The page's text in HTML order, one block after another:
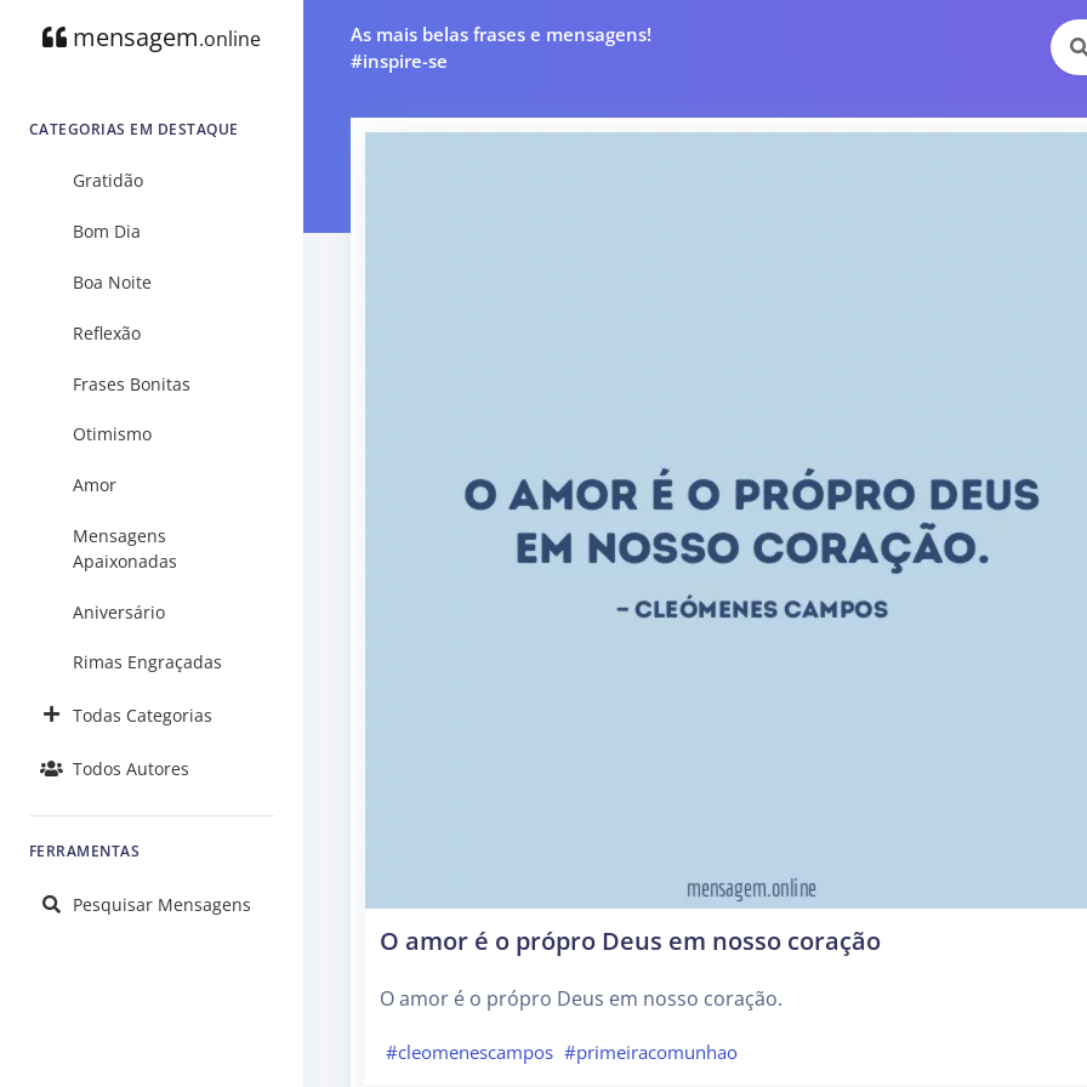
mensagem.online
CATEGORIAS EM DESTAQUE
Gratidão
Bom Dia
Boa Noite
Reflexão
Frases Bonitas
Otimismo
Amor
Mensagens
Apaixonadas
Aniversário
Rimas Engraçadas
Todas Categorias
Todos Autores
FERRAMENTAS
Pesquisar Mensagens
As mais belas frases e mensagens!
#inspire-se
O amor é o própro Deus em nosso coração
O amor é o própro Deus em nosso coração.
#cleomenescampos #primeiracomunhao